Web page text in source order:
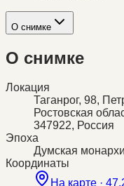
О снимке
О снимке
Локация
Таганрог, 98,
Ростовская
347922, Россия
Эпоха
Думская
Координаты
На карте ·